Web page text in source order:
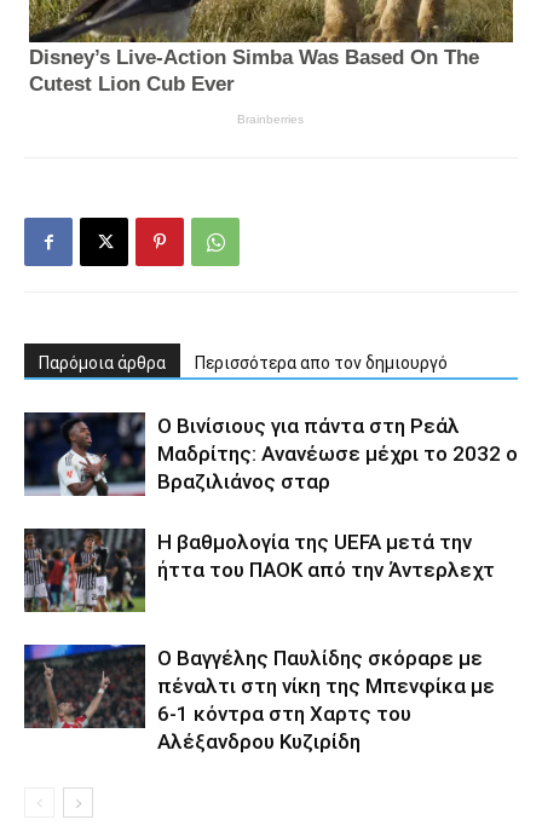
Παρόμοια άρθρα Περισσότερα απο τον δημιουργό
Ο Βινίσιους για πάντα στη Ρεάλ
Μαδρίτης: Ανανέωσε μέχρι το 2032 ο
Βραζιλιάνος σταρ
Η βαθμολογία της UEFA μετά την
ήττα του ΠΑΟΚ από την Άντερλεχτ
Ο Βαγγέλης Παυλίδης σκόραρε με
πέναλτι στη νίκη της Μπενφίκα με
6-1 κόντρα στη Χαρτς του
Αλέξανδρου Κυζιρίδη